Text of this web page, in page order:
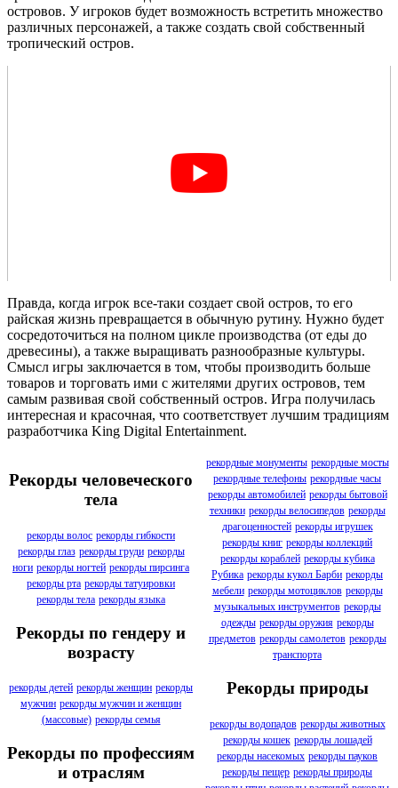
островов. У игроков будет возможность встретить множество
различных персонажей, а также создать свой собственный
тропический остров.
Правда, когда игрок все-таки создает свой остров, то его
райская жизнь превращается в обычную рутину. Нужно будет
сосредоточиться на полном цикле производства (от еды до
древесины), а также выращивать разнообразные культуры.
Смысл игры заключается в том, чтобы производить больше
товаров и торговать ими с жителями других островов, тем
самым развивая свой собственный остров. Игра получилась
интересная и красочная, что соответствует лучшим традициям
разработчика King Digital Entertainment.
Рекорды человеческого
тела
рекорды волос рекорды гибкости
рекорды глаз рекорды груди рекорды
ноги рекорды ногтей рекорды пирсинга
рекорды рта рекорды татуировки
рекорды тела рекорды языка
Рекорды по гендеру и
возрасту
рекорды детей рекорды женщин рекорды
мужчин рекорды мужчин и женщин
(массовые) рекорды семья
Рекорды по профессиям
и отраслям
рекордные монументы рекордные мосты
рекордные телефоны рекордные часы
рекорды автомобилей рекорды бытовой
техники рекорды велосипедов рекорды
драгоценностей рекорды игрушек
рекорды книг рекорды коллекций
рекорды кораблей рекорды кубика
Рубика рекорды кукол Барби рекорды
мебели рекорды мотоциклов рекорды
музыкальных инструментов рекорды
одежды рекорды оружия рекорды
предметов рекорды самолетов рекорды
транспорта
Рекорды природы
рекорды водопадов рекорды животных
рекорды кошек рекорды лошадей
рекорды насекомых рекорды пауков
рекорды пещер рекорды природы